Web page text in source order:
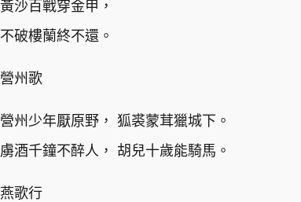
黃沙百戰穿金甲，
不破樓蘭終不還。
營州歌
營州少年厭原野， 狐裘蒙茸獵城下。
虜酒千鐘不醉人， 胡兒十歲能騎馬。
燕歌行